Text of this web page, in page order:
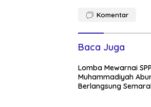
Komentar
Baca Juga
Lomba Mewarnai
Muhammadiyah
Berlangsung